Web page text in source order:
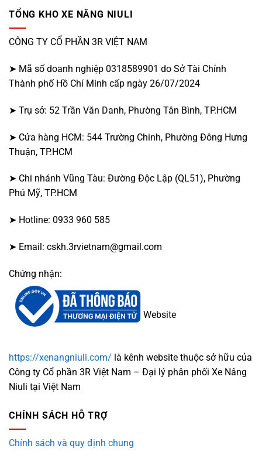
Phòng
TỔNG KHO XE NÂNG NIULI
CÔNG TY CỔ PHẦN 3R VIỆT NAM
➤ Mã số doanh nghiệp 0318589901 do Sở Tài Chính
Thành phố Hồ Chí Minh cấp ngày 26/07/2024
➤ Trụ sở: 52 Trần Văn Danh, Phường Tân Bình, TP.HCM
➤ Cửa hàng HCM: 544 Trường Chinh, Phường Đông Hưng
Thuận, TP.HCM
➤ Chi nhánh Vũng Tàu: Đường Độc Lập (QL51), Phường
Phú Mỹ, TP.HCM
➤ Hotline: 0933 960 585
➤ Email: cskh.3rvietnam@gmail.com
Chứng nhận:
Website
https://xenangniuli.com/ là kênh website thuộc sở hữu của
Công ty Cổ phần 3R Việt Nam – Đại lý phân phối Xe Nâng
Niuli tại Việt Nam
CHÍNH SÁCH HỖ TRỢ
Chính sách và quy định chung